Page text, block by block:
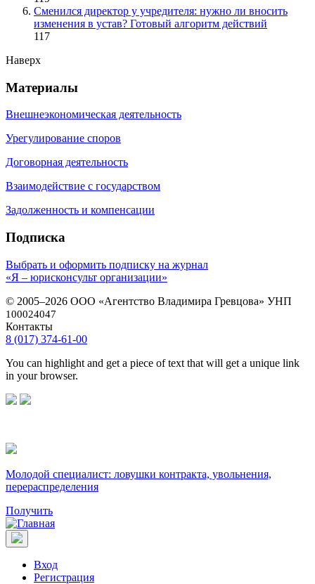
Сменился директор у учредителя: нужно ли вносить
изменения в устав? Готовый алгоритм действий
117
Наверх
Материалы
Внешнеэкономическая деятельность
Урегулирование споров
Договорная деятельность
Взаимодействие с государством
Задолженность и компенсации
Подписка
Выбрать и оформить подписку на журнал
«Я – юрисконсульт организации»
© 2005–2026 ООО «Агентство Владимира Гревцова» УНП
100024047
Контакты
8 (017) 374-61-00
You can highlight and get a piece of text that will get a unique link
in your browser.
Молодой специалист: ловушки контракта, увольнения,
перераспределения
Получить
Вход
Регистрация